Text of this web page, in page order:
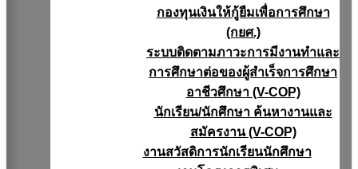
กองทุนเงินให้กู้ยืมเพื่อการศึกษา
(กยศ.)
ระบบติดตามภาวะการมีงานทำและ
การศึกษาต่อของผู้สำเร็จการศึกษา
อาชีวศึกษา (V-COP)
นักเรียน/นักศึกษา ค้นหางานและ
สมัครงาน (V-COP)
งานสวัสดิการนักเรียนนักศึกษา